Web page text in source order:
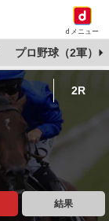
dメニュー
プロ野球（2軍）
2R
結果